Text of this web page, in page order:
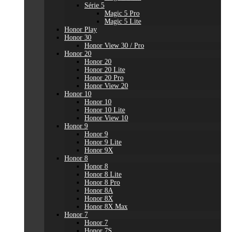
Série 5
Magic 5 Pro
Magic 5 Lite
Honor Play
Honor 30
Honor View 30 / Pro
Honor 20
Honor 20
Honor 20 Lite
Honor 20 Pro
Honor View 20
Honor 10
Honor 10
Honor 10 Lite
Honor View 10
Honor 9
Honor 9
Honor 9 Lite
Honor 9X
Honor 8
Honor 8
Honor 8 Lite
Honor 8 Pro
Honor 8A
Honor 8X
Honor 8X Max
Honor 7
Honor 7